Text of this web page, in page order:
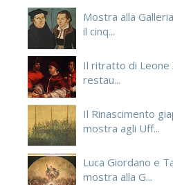
Mostra alla
il cinq...
Il ritratto di Leone
restau...
Il Rinascimento
mostra agli Uff...
Luca Giordano e
mostra alla G...